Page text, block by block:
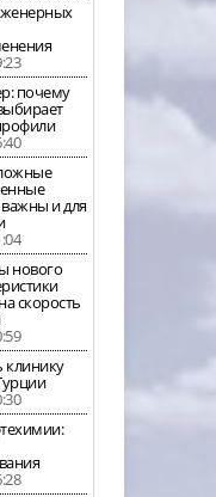
почему
важны и для
нового
скорость
клинику